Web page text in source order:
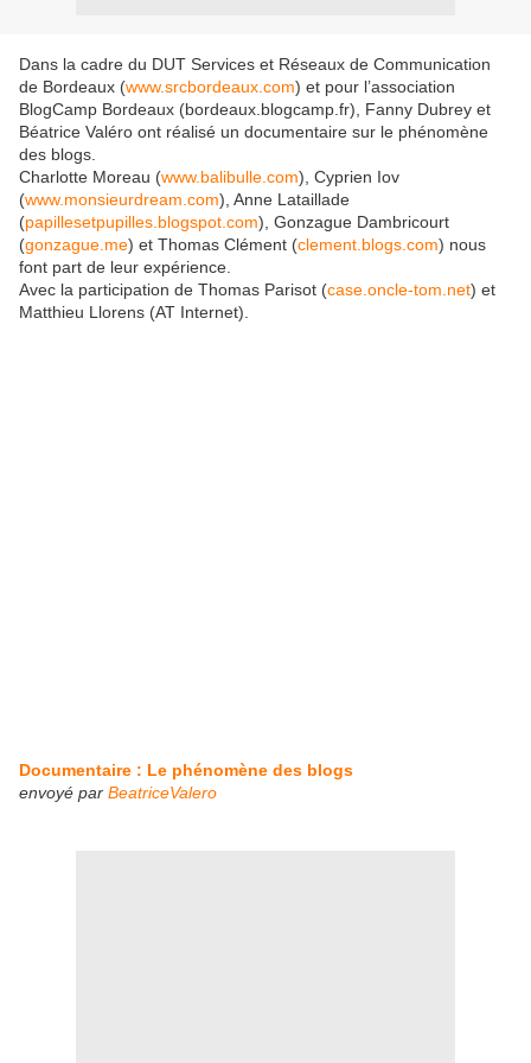
Dans la cadre du DUT Services et Réseaux de Communication
de Bordeaux (www.srcbordeaux.com) et pour l’association
BlogCamp Bordeaux (bordeaux.blogcamp.fr), Fanny Dubrey et
Béatrice Valéro ont réalisé un documentaire sur le phénomène
des blogs.
Charlotte Moreau (www.balibulle.com), Cyprien Iov
(www.monsieurdream.com), Anne Lataillade
(papillesetpupilles.blogspot.com), Gonzague Dambricourt
(gonzague.me) et Thomas Clément (clement.blogs.com) nous
font part de leur expérience.
Avec la participation de Thomas Parisot (case.oncle-tom.net) et
Matthieu Llorens (AT Internet).
Documentaire : Le phénomène des blogs
envoyé par BeatriceValero